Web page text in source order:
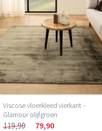
Viscose vloerkleed vierkant –
Glamour olijfgroen
119,90 79,90